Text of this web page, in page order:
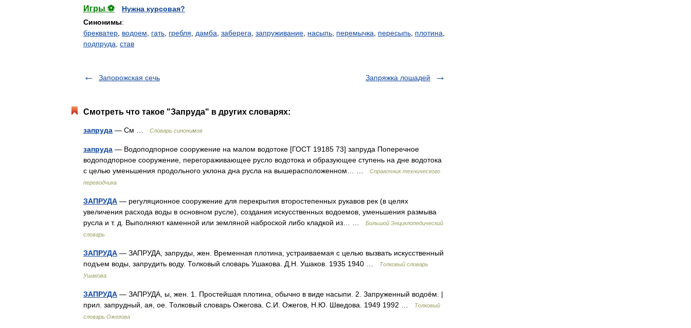
Игры ⚽
Нужна курсовая?
Синонимы:
брекватер водоем гать гребля дамба заберега запруживание насыпь перемычка пересыпь плотина
подпруда став
Запорожская сечь Запряжка лошадей
Смотреть что такое "Запруда" в других словарях:
запруда — См … Словарь синонимов
запруда — Водоподпорное сооружение на малом водотоке [ГОСТ 19185 73] запруда Поперечное
водоподпорное сооружение, перегораживающее русло водотока и образующее ступень на дне водотока
с целью уменьшения продольного уклона дна русла на вышерасположенном… …
Справочник технического
переводчика
ЗАПРУДА — регуляционное сооружение для перекрытия второстепенных рукавов рек (в целях
увеличения расхода воды в основном русле), создания искусственных водоемов, уменьшения размыва
русла и т. д. Выполняют каменной или земляной наброской либо кладкой из… …
Большой Энциклопедический
словарь
ЗАПРУДА — ЗАПРУДА, запруды, жен. Временная плотина, устраиваемая с целью вызвать искусственный
подъем воды, запрудить воду. Толковый словарь Ушакова. Д.Н. Ушаков. 1935 1940 …
Толковый словарь
Ушакова
ЗАПРУДА — ЗАПРУДА, ы, жен. 1. Простейшая плотина, обычно в виде насыпи. 2. Запруженный водоём. |
прил. запрудный, ая, ое. Толковый словарь Ожегова. С.И. Ожегов, Н.Ю. Шведова. 1949 1992 …
Толковый
словарь Ожегова